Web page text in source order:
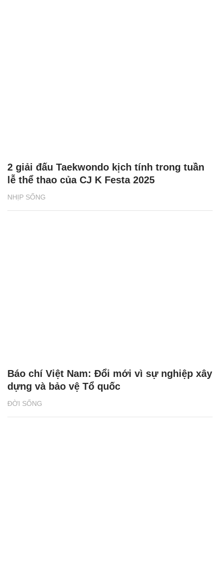
NHỊP SỐNG
2 giải đấu Taekwondo kịch tính trong tuần
lễ thể thao của CJ K Festa 2025
ĐỜI SỐNG
Báo chí Việt Nam: Đổi mới vì sự nghiệp xây
dựng và bảo vệ Tổ quốc